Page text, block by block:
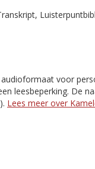
voor
leesbeperking. De
Lees meer over